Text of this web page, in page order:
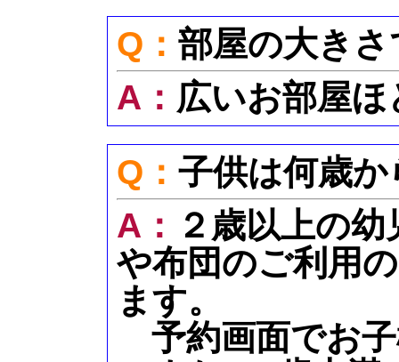
Q： 部屋の大き
A： 広いお部屋
Q： 子供は何歳
A： ２歳以上の
や布団のご利用
ます。
予約画面でお